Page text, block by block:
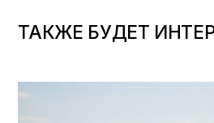
ТАКЖЕ БУДЕТ